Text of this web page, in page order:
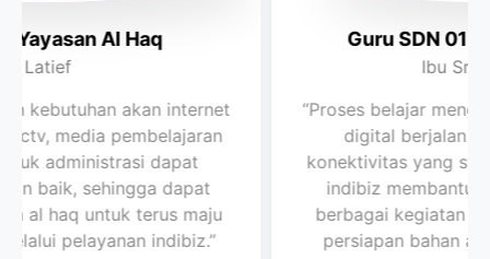
Guru SDN 012 Balikpapan Utara
“Proses belajar mengajar hingga ujian berbasis
digital berjalan lancar berkat adanya
konektivitas yang stabil dari Indibiz, selain itu
indibiz membantu kami untuk melakukan
berbagai kegiatan administrasi sekolah dan
persiapan bahan ajar yang lebih menarik.”